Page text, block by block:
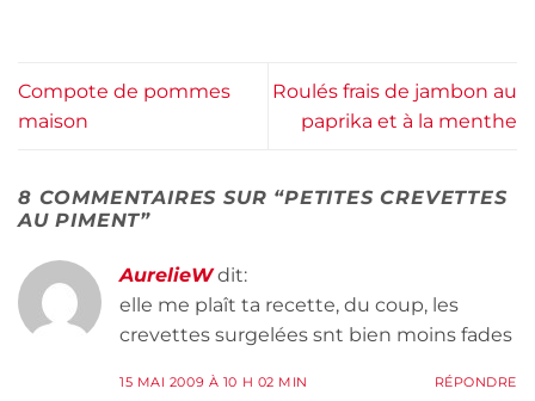
Compote de pommes
maison
Roulés frais de jambon au
paprika et à la menthe
8 COMMENTAIRES SUR “PETITES CREVETTES
AU PIMENT”
AurelieW dit:
elle me plaît ta recette, du coup, les
crevettes surgelées snt bien moins fades
15 MAI 2009 À 10 H 02 MIN RÉPONDRE